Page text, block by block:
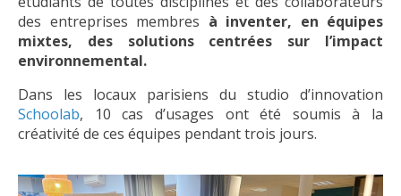
des entreprises membres à inventer, en équipes
mixtes, des solutions centrées sur l’impact
environnemental.
Dans les locaux parisiens du studio d’innovation
Schoolab, 10 cas d’usages ont été soumis à la
créativité de ces équipes pendant trois jours.